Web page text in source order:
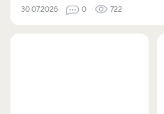
30.07.2026 0 722